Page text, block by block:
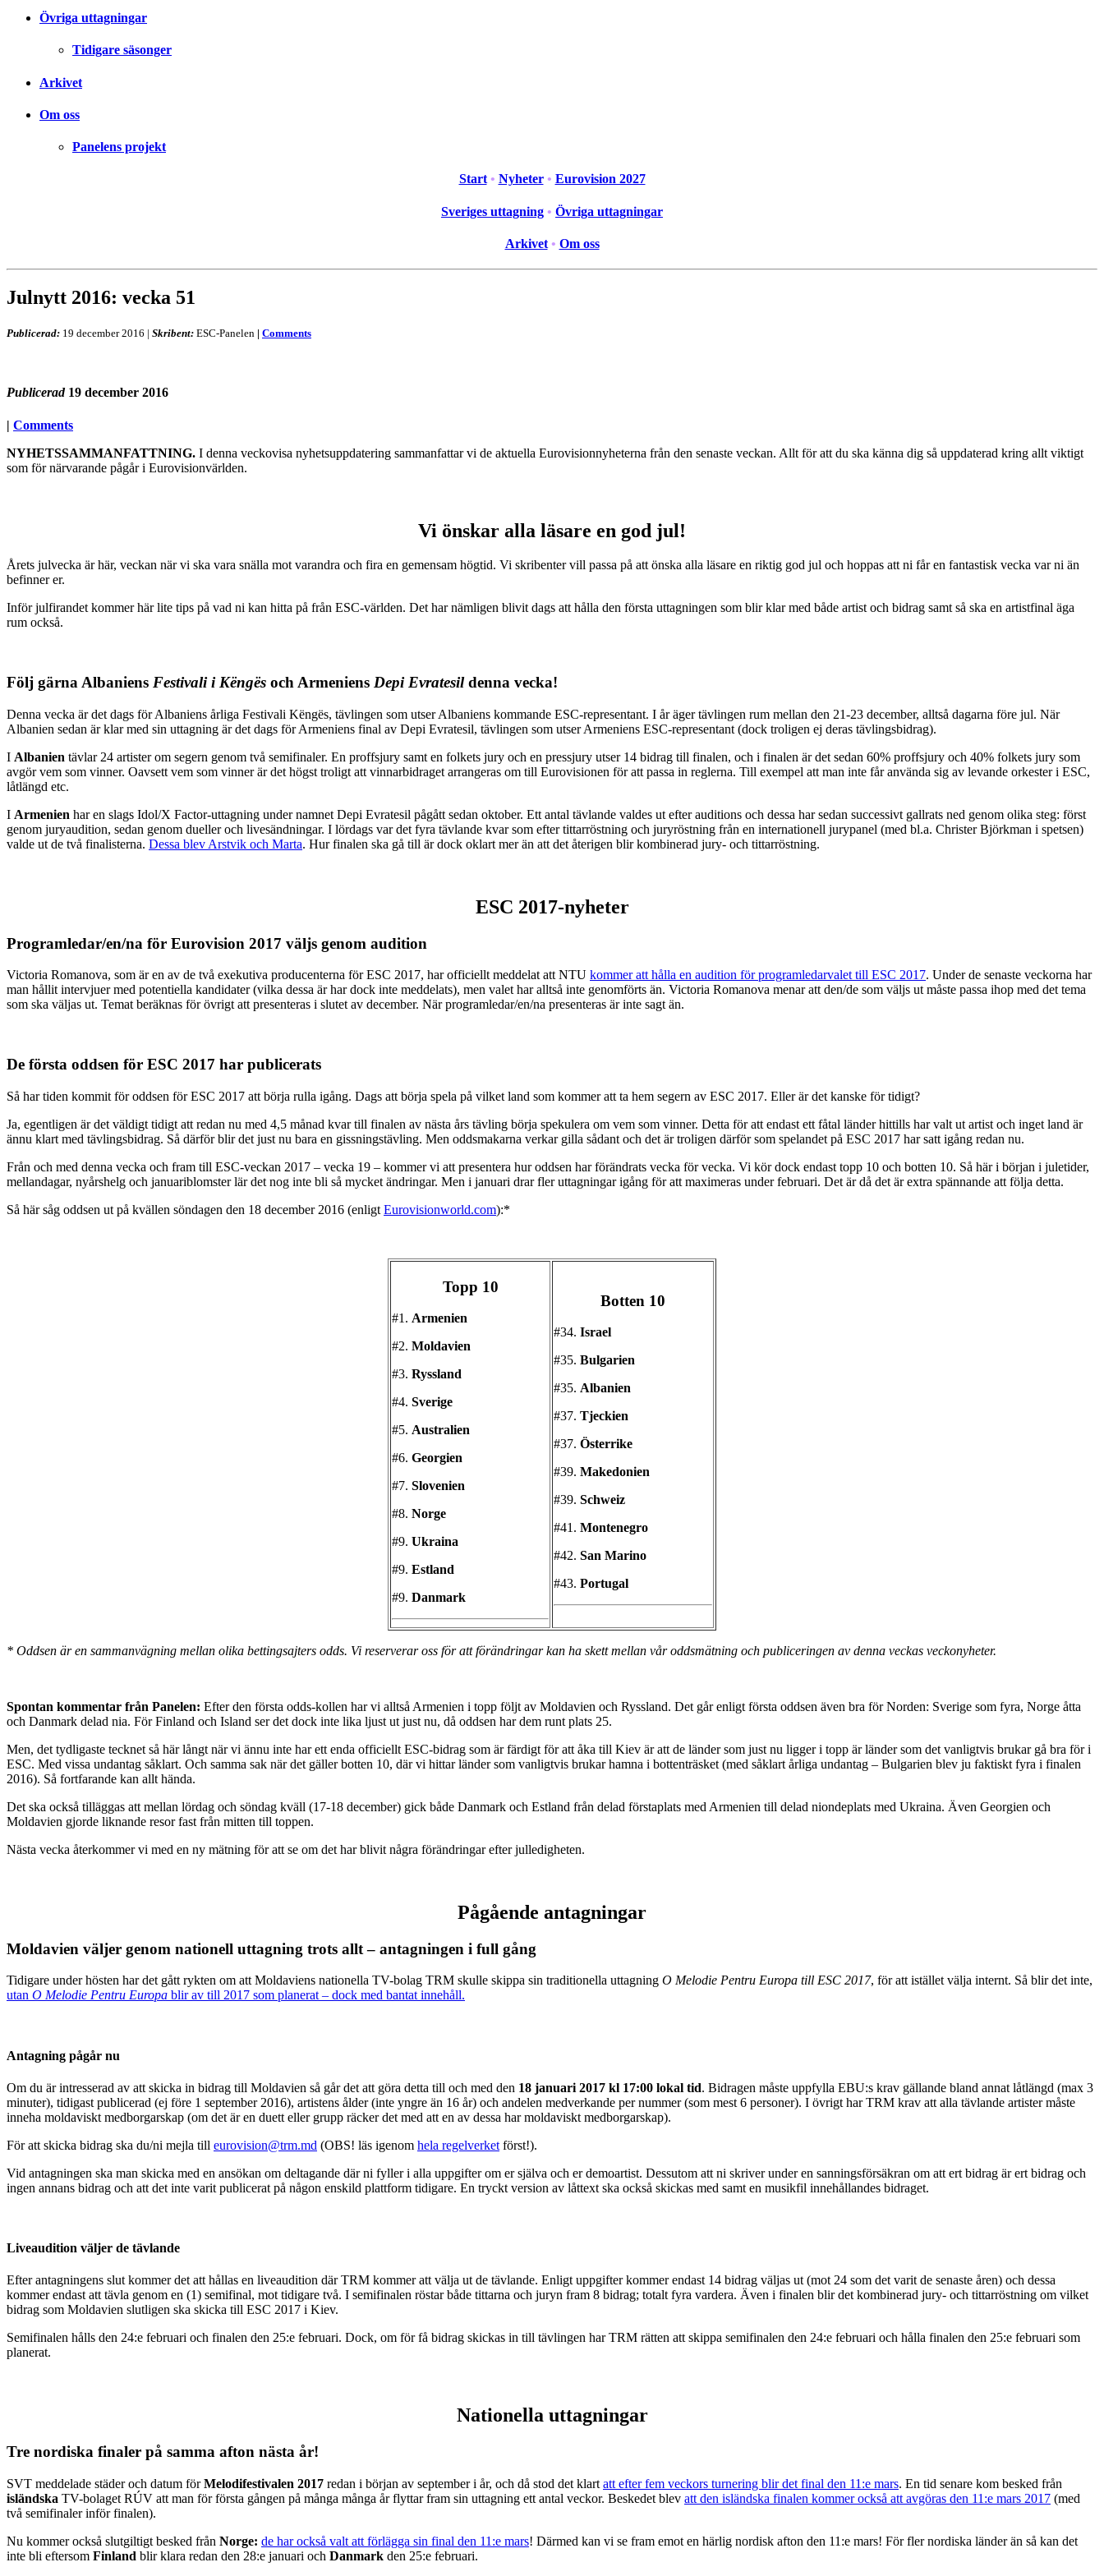
Övriga uttagningar
Tidigare säsonger
Arkivet
Om oss
Panelens projekt
Start • Nyheter • Eurovision 2027
Sveriges uttagning • Övriga uttagningar
Arkivet • Om oss
Julnytt 2016: vecka 51
Publicerad: 19 december 2016 | Skribent: ESC-Panelen | Comments
Publicerad 19 december 2016
| Comments
NYHETSSAMMANFATTNING. I denna veckovisa nyhetsuppdatering sammanfattar vi de aktuella Eurovisionnyheterna från den senaste veckan. Allt för att du ska känna dig så uppdaterad kring allt viktigt
som för närvarande pågår i Eurovisionvärlden.
Vi önskar alla läsare en god jul!
Årets julvecka är här, veckan när vi ska vara snälla mot varandra och fira en gemensam högtid. Vi skribenter vill passa på att önska alla läsare en riktig god jul och hoppas att ni får en fantastisk vecka var ni än
befinner er.
Inför julfirandet kommer här lite tips på vad ni kan hitta på från ESC-världen. Det har nämligen blivit dags att hålla den första uttagningen som blir klar med både artist och bidrag samt så ska en artistfinal äga
rum också.
Följ gärna Albaniens Festivali i Këngës och Armeniens Depi Evratesildenna vecka!
Denna vecka är det dags för Albaniens årliga Festivali Këngës, tävlingen som utser Albaniens kommande ESC-representant. I år äger tävlingen rum mellan den 21-23 december, alltså dagarna före jul. När
Albanien sedan är klar med sin uttagning är det dags för Armeniens final av Depi Evratesil, tävlingen som utser Armeniens ESC-representant (dock troligen ej deras tävlingsbidrag).
I Albanien tävlar 24 artister om segern genom två semifinaler. En proffsjury samt en folkets jury och en pressjury utser 14 bidrag till finalen, och i finalen är det sedan 60% proffsjury och 40% folkets jury som
avgör vem som vinner. Oavsett vem som vinner är det högst troligt att vinnarbidraget arrangeras om till Eurovisionen för att passa in reglerna. Till exempel att man inte får använda sig av levande orkester i ESC,
låtlängd etc.
I Armenien har en slags Idol/X Factor-uttagning under namnet Depi Evratesil pågått sedan oktober. Ett antal tävlande valdes ut efter auditions och dessa har sedan successivt gallrats ned genom olika steg: först
genom juryaudition, sedan genom dueller och livesändningar. I lördags var det fyra tävlande kvar som efter tittarröstning och juryröstning från en internationell jurypanel (med bl.a. Christer Björkman i spetsen)
valde ut de två finalisterna. Dessa blev Arstvik och Marta. Hur finalen ska gå till är dock oklart mer än att det återigen blir kombinerad jury- och tittarröstning.
ESC 2017-nyheter
Programledar/en/na för Eurovision 2017 väljs genom audition
Victoria Romanova, som är en av de två exekutiva producenterna för ESC 2017, har officiellt meddelat att NTU kommer att hålla en audition för programledarvalet till ESC 2017. Under de senaste veckorna har
man hållit intervjuer med potentiella kandidater (vilka dessa är har dock inte meddelats), men valet har alltså inte genomförts än. Victoria Romanova menar att den/de som väljs ut måste passa ihop med det tema
som ska väljas ut. Temat beräknas för övrigt att presenteras i slutet av december. När programledar/en/na presenteras är inte sagt än.
De första oddsen för ESC 2017 har publicerats
Så har tiden kommit för oddsen för ESC 2017 att börja rulla igång. Dags att börja spela på vilket land som kommer att ta hem segern av ESC 2017. Eller är det kanske för tidigt?
Ja, egentligen är det väldigt tidigt att redan nu med 4,5 månad kvar till finalen av nästa års tävling börja spekulera om vem som vinner. Detta för att endast ett fåtal länder hittills har valt ut artist och inget land är
ännu klart med tävlingsbidrag. Så därför blir det just nu bara en gissningstävling. Men oddsmakarna verkar gilla sådant och det är troligen därför som spelandet på ESC 2017 har satt igång redan nu.
Från och med denna vecka och fram till ESC-veckan 2017 – vecka 19 – kommer vi att presentera hur oddsen har förändrats vecka för vecka. Vi kör dock endast topp 10 och botten 10. Så här i början i juletider,
mellandagar, nyårshelg och januariblomster lär det nog inte bli så mycket ändringar. Men i januari drar fler uttagningar igång för att maximeras under februari. Det är då det är extra spännande att följa detta.
Så här såg oddsen ut på kvällen söndagen den 18 december 2016 (enligt Eurovisionworld.com):*
Topp 10
#1. Armenien
#2. Moldavien
#3. Ryssland
#4. Sverige
#5. Australien
#6. Georgien
#7. Slovenien
#8. Norge
#9. Ukraina
#9. Estland
#9. Danmark
Botten 10
#34. Israel
#35. Bulgarien
#35. Albanien
#37. Tjeckien
#37. Österrike
#39. Makedonien
#39. Schweiz
#41. Montenegro
#42. San Marino
#43. Portugal
* Oddsen är en sammanvägning mellan olika bettingsajters odds. Vi reserverar oss för att förändringar kan ha skett mellan vår oddsmätning och publiceringen av denna veckas veckonyheter.
Spontan kommentar från Panelen: Efter den första odds-kollen har vi alltså Armenien i topp följt av Moldavien och Ryssland. Det går enligt första oddsen även bra för Norden: Sverige som fyra, Norge åtta
och Danmark delad nia. För Finland och Island ser det dock inte lika ljust ut just nu, då oddsen har dem runt plats 25.
Men, det tydligaste tecknet så här långt när vi ännu inte har ett enda officiellt ESC-bidrag som är färdigt för att åka till Kiev är att de länder som just nu ligger i topp är länder som det vanligtvis brukar gå bra för i
ESC. Med vissa undantag såklart. Och samma sak när det gäller botten 10, där vi hittar länder som vanligtvis brukar hamna i bottenträsket (med såklart årliga undantag – Bulgarien blev ju faktiskt fyra i finalen
2016). Så fortfarande kan allt hända.
Det ska också tilläggas att mellan lördag och söndag kväll (17-18 december) gick både Danmark och Estland från delad förstaplats med Armenien till delad niondeplats med Ukraina. Även Georgien och
Moldavien gjorde liknande resor fast från mitten till toppen.
Nästa vecka återkommer vi med en ny mätning för att se om det har blivit några förändringar efter julledigheten.
Pågående antagningar
Moldavien väljer genom nationell uttagning trots allt – antagningen i full gång
Tidigare under hösten har det gått rykten om att Moldaviens nationella TV-bolag TRM skulle skippa sin traditionella uttagning O Melodie Pentru Europa till ESC 2017, för att istället välja internt. Så blir det inte,
utan O Melodie Pentru Europa blir av till 2017 som planerat – dock med bantat innehåll.
Antagning pågår nu
Om du är intresserad av att skicka in bidrag till Moldavien så går det att göra detta till och med den 18 januari 2017 kl 17:00 lokal tid. Bidragen måste uppfylla EBU:s krav gällande bland annat låtlängd (max 3
minuter), tidigast publicerad (ej före 1 september 2016), artistens ålder (inte yngre än 16 år) och andelen medverkande per nummer (som mest 6 personer). I övrigt har TRM krav att alla tävlande artister måste
inneha moldaviskt medborgarskap (om det är en duett eller grupp räcker det med att en av dessa har moldaviskt medborgarskap).
För att skicka bidrag ska du/ni mejla till eurovision@trm.md (OBS! läs igenom hela regelverket först!).
Vid antagningen ska man skicka med en ansökan om deltagande där ni fyller i alla uppgifter om er själva och er demoartist. Dessutom att ni skriver under en sanningsförsäkran om att ert bidrag är ert bidrag och
ingen annans bidrag och att det inte varit publicerat på någon enskild plattform tidigare. En tryckt version av låttext ska också skickas med samt en musikfil innehållandes bidraget.
Liveaudition väljer de tävlande
Efter antagningens slut kommer det att hållas en liveaudition där TRM kommer att välja ut de tävlande. Enligt uppgifter kommer endast 14 bidrag väljas ut (mot 24 som det varit de senaste åren) och dessa
kommer endast att tävla genom en (1) semifinal, mot tidigare två. I semifinalen röstar både tittarna och juryn fram 8 bidrag; totalt fyra vardera. Även i finalen blir det kombinerad jury- och tittarröstning om vilket
bidrag som Moldavien slutligen ska skicka till ESC 2017 i Kiev.
Semifinalen hålls den 24:e februari och finalen den 25:e februari. Dock, om för få bidrag skickas in till tävlingen har TRM rätten att skippa semifinalen den 24:e februari och hålla finalen den 25:e februari som
planerat.
Nationella uttagningar
Tre nordiska finaler på samma afton nästa år!
SVT meddelade städer och datum förMelodifestivalen 2017 redan i början av september i år, och då stod det klart att efter fem veckors turnering blir det final den 11:e mars. En tid senare kom besked från
isländska TV-bolaget RÚV att man för första gången på många många år flyttar fram sin uttagning ett antal veckor. Beskedet blev att den isländska finalen kommer också att avgöras den 11:e mars 2017 (med
två semifinaler inför finalen).
Nu kommer också slutgiltigt besked från Norge: de har också valt att förlägga sin final den 11:e mars! Därmed kan vi se fram emot en härlig nordisk afton den 11:e mars! För fler nordiska länder än så kan det
inte bli eftersom Finland blir klara redan den 28:e januari och Danmark den 25:e februari.